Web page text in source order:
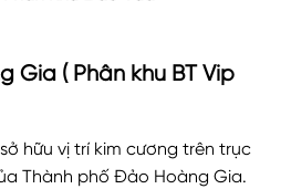
Gia ( Phân khu BT Vip
sở hữu vị trí kim cương trên trục
Thành phố Đảo Hoàng Gia.